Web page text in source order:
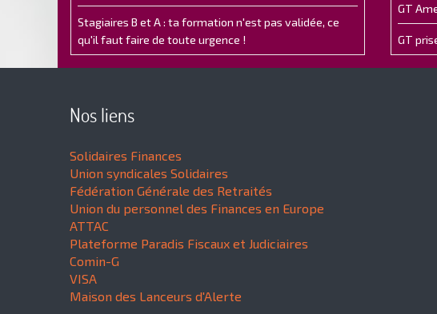
Stagiaires B et A : ta formation n'est pas validée, ce
qu'il faut faire de toute urgence !
GT
GT
Nos liens
Solidaires Finances
Union syndicales Solidaires
Fédération Générale des Retraités
Union du personnel des Finances en Europe
ATTAC
Plateforme Paradis Fiscaux et Judiciaires
Comin-G
VISA
Maison des Lanceurs d'Alerte